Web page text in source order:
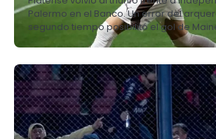
Palermo en el Banco. Un error del
segundo tiempo posibilitó el gol de